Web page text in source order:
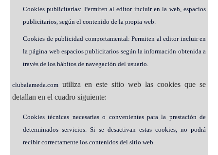
Cookies publicitarias: Permiten al editor incluir en la web, espacios
publicitarios, según el contenido de la propia web.
Cookies de publicidad comportamental: Permiten al editor incluir en
la página web espacios publicitarios según la información obtenida a
través de los hábitos de navegación del usuario.
clubalameda.com utiliza en este sitio web las cookies que se
detallan en el cuadro siguiente:
Cookies técnicas necesarias o convenientes para la prestación de
determinados servicios. Si se desactivan estas cookies, no podrá
recibir correctamente los contenidos del sitio web.